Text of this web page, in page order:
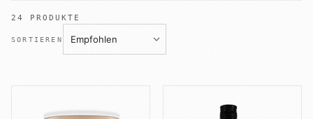
COBYS
Lohnrösten
24 PRODUKTE
SORTIEREN